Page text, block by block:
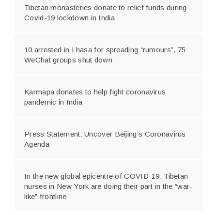
Tibetan monasteries donate to relief funds during
Covid-19 lockdown in India
10 arrested in Lhasa for spreading “rumours”, 75
WeChat groups shut down
Karmapa donates to help fight coronavirus
pandemic in India
Press Statement: Uncover Beijing’s Coronavirus
Agenda
In the new global epicentre of COVID-19, Tibetan
nurses in New York are doing their part in the “war-
like” frontline